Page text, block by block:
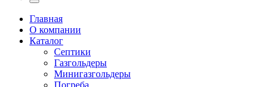
Главная
О компании
Каталог
Септики
Газгольдеры
Минигазгольдеры
Погреба